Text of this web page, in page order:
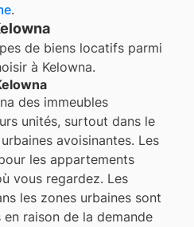
.
de biens locatifs parmi
à Kelowna.
des immeubles
unités, surtout dans le
avoisinantes. Les
les appartements
vous regardez. Les
les zones urbaines sont
raison de la demande